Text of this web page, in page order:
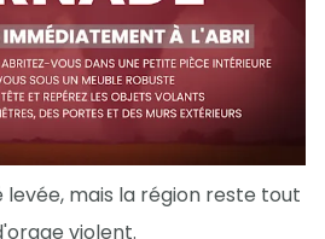
levée, mais la région reste tout
violent.